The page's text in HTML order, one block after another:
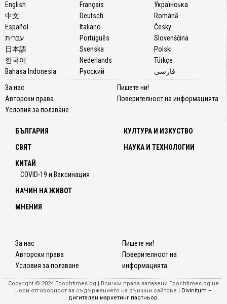
English
中文
Español
עברית
日本語
한국어
Bahasa Indonesia
Français
Deutsch
Italiano
Português
Svenska
Nederlands
Русский
Українська
Română
Česky
Slovenščina
Polski
Türkçe
فارسی
За нас
Авторски права
Условия за ползване
Пишете ни!
Поверителност на информацията
БЪЛГАРИЯ
СВЯТ
КИТАЙ
COVID-19 и Ваксинация
КУЛТУРА И ИЗКУСТВО
НАУКА И ТЕХНОЛОГИИ
НАЧИН НА ЖИВОТ
МНЕНИЯ
За нас
Авторски права
Условия за ползване
Пишете ни!
Поверителност на
информацията
Copyright © 2024 Epochtimes.bg | Всички права запазени Epochtimes.bg не
носи отговорност за съдържанието на външни сайтове |
Divinitum –
дигитален маркетинг партньор.